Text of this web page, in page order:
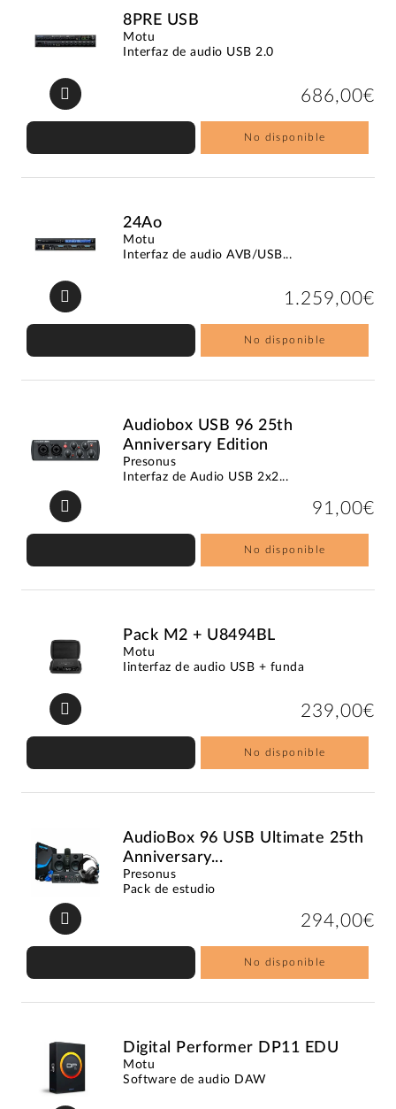
8PRE USB
Motu
Interfaz de audio USB 2.0
686,00€
No disponible
24Ao
Motu
Interfaz de audio AVB/USB...
1.259,00€
No disponible
Audiobox USB 96 25th
Anniversary Edition
Presonus
Interfaz de Audio USB 2x2...
91,00€
No disponible
Pack M2 + U8494BL
Motu
Iinterfaz de audio USB + funda
239,00€
No disponible
AudioBox 96 USB Ultimate 25th
Anniversary...
Presonus
Pack de estudio
294,00€
No disponible
Digital Performer DP11 EDU
Motu
Software de audio DAW